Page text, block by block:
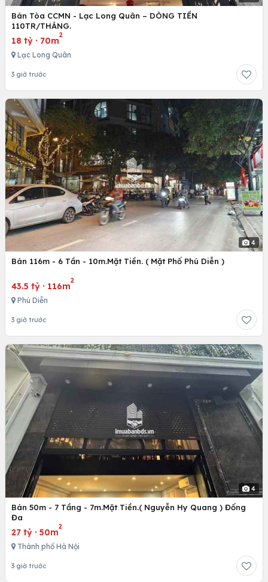
Bán Tòa CCMN - Lạc Long Quân – DÒNG TIỀN
110TR/THÁNG.
18 tỷ · 70m
2
Lạc Long Quân
3 giờ trước
4
Bán 116m - 6 Tần - 10m.Mặt Tiền. ( Mặt Phố Phú Diễn )
43.5 tỷ · 116m
2
Phú Diễn
3 giờ trước
4
Bán 50m - 7 Tầng - 7m.Mặt Tiền.( Nguyễn Hy Quang ) Đống
Đa
27 tỷ · 50m
2
Thành phố Hà Nội
3 giờ trước